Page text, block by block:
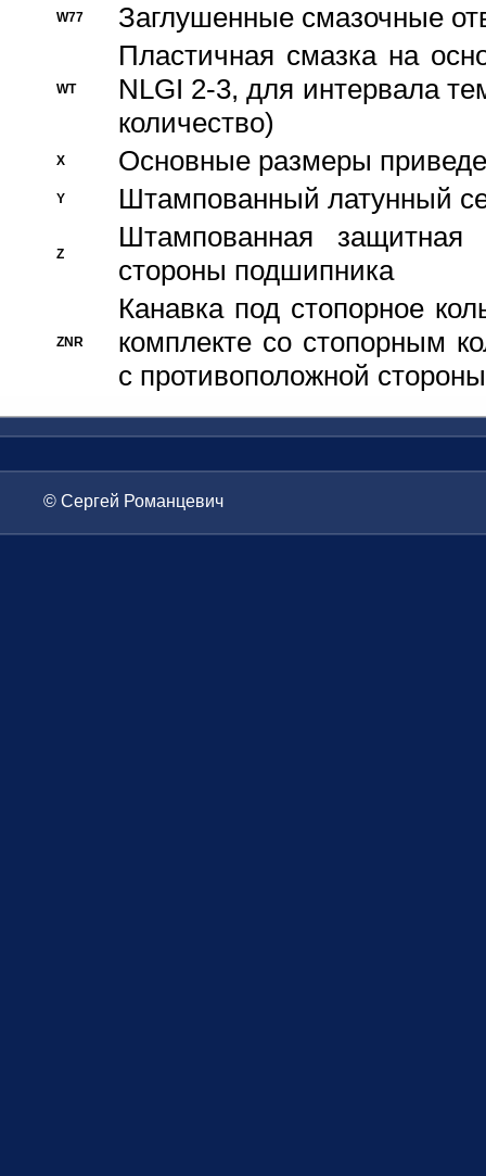
W77 Заглушенные смазочные
WT
Пластичная смазка на
NLGI 2-3, для интервала
количество)
X Основные размеры
Y Штампованный латунный
Z
Штампованная
стороны подшипника
ZNR
Канавка под стопорное
комплекте со стопорным
с противоположной стороны
© Сергей Романцевич